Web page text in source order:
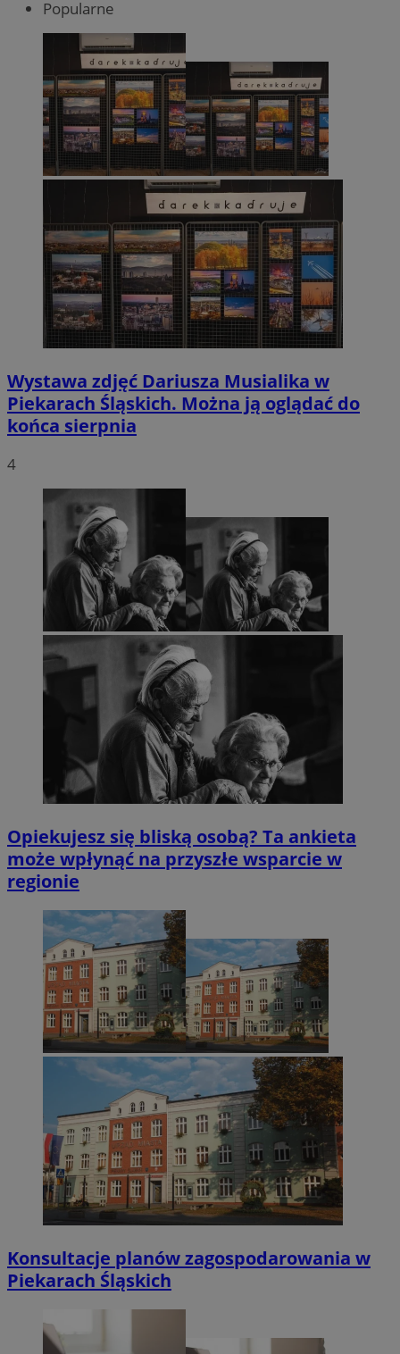
Popularne
Wystawa zdjęć Dariusza Musialika w
Piekarach Śląskich. Można ją oglądać do
końca sierpnia
4
Opiekujesz się bliską osobą? Ta ankieta
może wpłynąć na przyszłe wsparcie w
regionie
Konsultacje planów zagospodarowania w
Piekarach Śląskich